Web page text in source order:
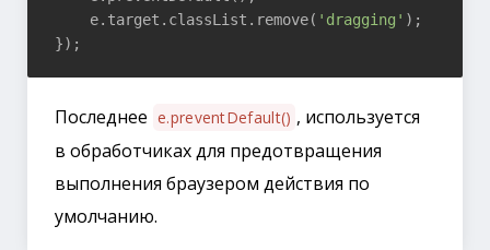
    e.target.classList.remove(
'dragging' );
Последнее e.preventDefault() , используется
в обработчиках для предотвращения
выполнения браузером действия по
умолчанию.